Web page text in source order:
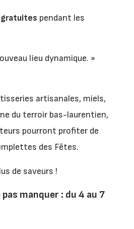
pendant les
lieu dynamique. »
artisanales, miels,
du terroir bas-laurentien,
pourront profiter de
des Fêtes.
de saveurs !
manquer : du 4 au 7